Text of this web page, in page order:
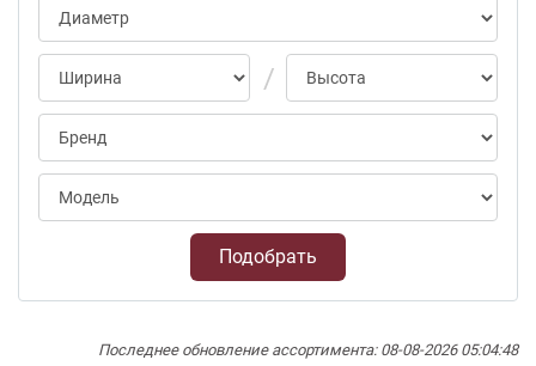
Подобрать
Последнее обновление ассортимента: 08-08-2026 05:04:48